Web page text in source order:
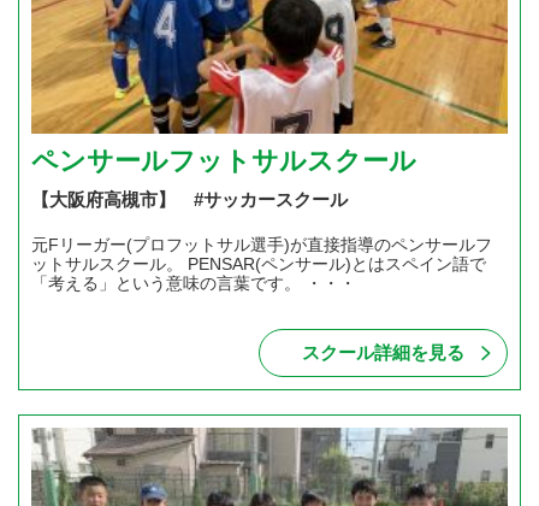
ペンサールフットサルスクール
【大阪府高槻市】 #サッカースクール
元Fリーガー(プロフットサル選手)が直接指導のペンサールフ
ットサルスクール。 PENSAR(ペンサール)とはスペイン語で
「考える」という意味の言葉です。 ・・・
スクール詳細を見る